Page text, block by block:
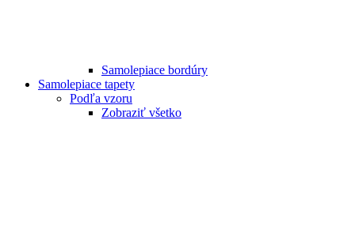
Samolepiace bordúry
Samolepiace tapety
Podľa vzoru
Zobraziť všetko